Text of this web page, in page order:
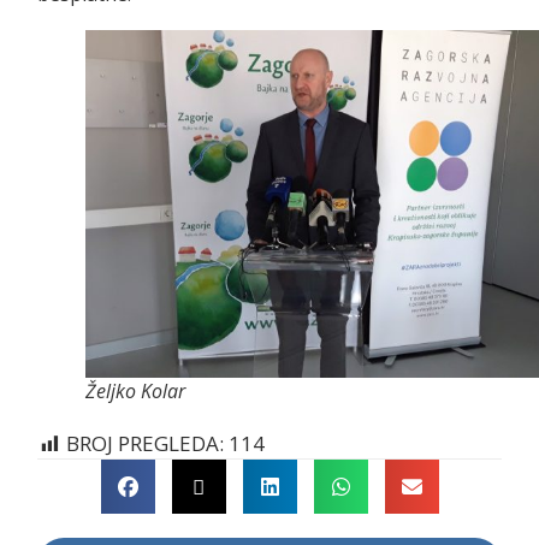
Željko Kolar
BROJ PREGLEDA: 114